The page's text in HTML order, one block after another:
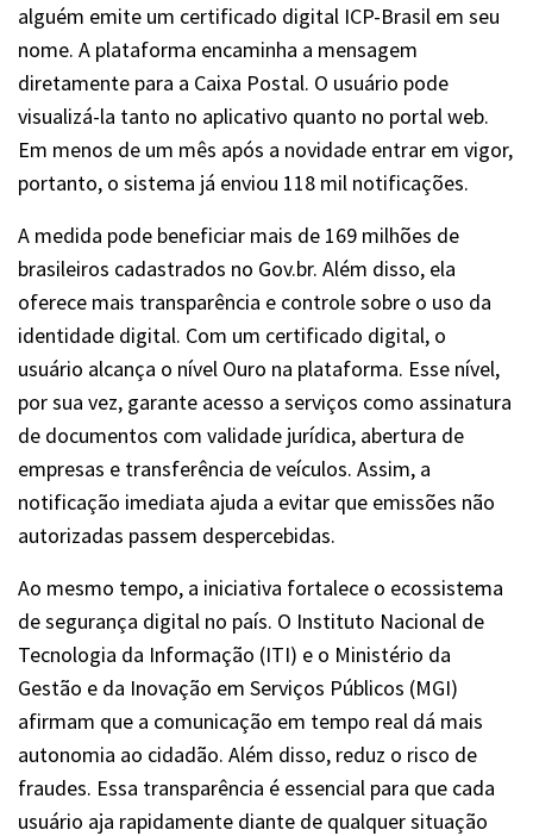
alguém emite um certificado digital ICP-Brasil em seu
nome. A plataforma encaminha a mensagem
diretamente para a Caixa Postal. O usuário pode
visualizá-la tanto no aplicativo quanto no portal web.
Em menos de um mês após a novidade entrar em vigor,
portanto, o sistema já enviou 118 mil notificações.
A medida pode beneficiar mais de 169 milhões de
brasileiros cadastrados no Gov.br. Além disso, ela
oferece mais transparência e controle sobre o uso da
identidade digital. Com um certificado digital, o
usuário alcança o nível Ouro na plataforma. Esse nível,
por sua vez, garante acesso a serviços como assinatura
de documentos com validade jurídica, abertura de
empresas e transferência de veículos. Assim, a
notificação imediata ajuda a evitar que emissões não
autorizadas passem despercebidas.
Ao mesmo tempo, a iniciativa fortalece o ecossistema
de segurança digital no país. O Instituto Nacional de
Tecnologia da Informação (ITI) e o Ministério da
Gestão e da Inovação em Serviços Públicos (MGI)
afirmam que a comunicação em tempo real dá mais
autonomia ao cidadão. Além disso, reduz o risco de
fraudes. Essa transparência é essencial para que cada
usuário aja rapidamente diante de qualquer situação